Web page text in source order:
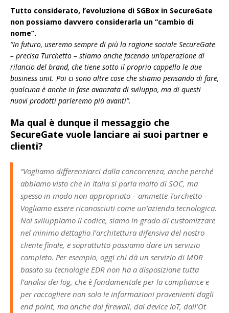
Tutto considerato, l’evoluzione di SGBox in SecureGate
non possiamo davvero considerarla un “cambio di
nome”.
“In futuro, useremo sempre di più la ragione sociale SecureGate
– precisa Turchetto – stiamo anche facendo un’operazione di
rilancio del brand, che tiene sotto il proprio cappello le due
business unit. Poi ci sono altre cose che stiamo pensando di fare,
qualcuna è anche in fase avanzata di sviluppo, ma di questi
nuovi prodotti parleremo più avanti”.
Ma qual è dunque il messaggio che
SecureGate vuole lanciare ai suoi partner e
clienti?
“Vogliamo differenziarci dalla concorrenza, anche perché
abbiamo visto che in Italia si parla molto di SOC, ma
spesso in modo non appropriato – ammette Turchetto –
Vogliamo essere riconosciuti come un’azienda tecnologica.
Noi sviluppiamo il codice, siamo in grado di customizzare
nel minimo dettaglio l’architettura difensiva del nostro
cliente finale, e soprattutto possiamo dare un servizio
completo. Per esempio, oggi chi dà un servizio di MDR
basato su tecnologie EDR non ha a disposizione tutta
l’analisi dei log, che è fondamentale per la compliance e
per raccogliere non solo le informazioni provenienti dagli
end point, ma anche dai firewall, dai device IoT, dall’Ot